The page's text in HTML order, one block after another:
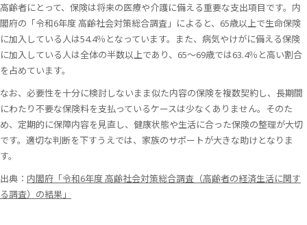
高齢者にとって、保険は将来の医療や介護に備える重要な支出項目です。内
閣府の「令和6年度 高齢社会対策総合調査」によると、65歳以上で生命保険
に加入している人は54.4％となっています。また、病気やけがに備える保険
に加入している人は全体の半数以上であり、65～69歳では63.4％と高い割合
を占めています。
なお、必要性を十分に検討しないまま似た内容の保険を複数契約し、長期間
にわたり不要な保険料を支払っているケースは少なくありません。そのた
め、定期的に保障内容を見直し、健康状態や生活に合った保険の整理が大切
です。適切な判断を下すうえでは、家族のサポートが大きな助けとなりま
す。
出典： 内閣府「令和6年度 高齢社会対策総合調査（高齢者の経済生活に関す
る調査）の結果」